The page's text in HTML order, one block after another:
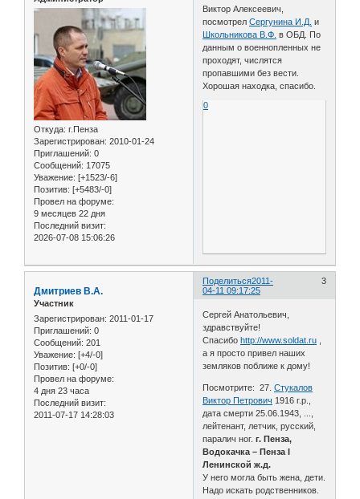
Откуда: г.Пенза
Зарегистрирован: 2010-01-24
Приглашений: 0
Сообщений: 17075
Уважение: [+1523/-6]
Позитив: [+5483/-0]
Провел на форуме:
9 месяцев 22 дня
Последний визит:
2026-07-08 15:06:26
Виктор Алексеевич,
посмотрелСергунина И.Д. и
Школьникова В.Ф. в ОБД. По
данным о военнопленных не
проходят, числятся
пропавшими без вести.
Хорошая находка, спасибо.
0
Поделиться 3
2011-
04-11 09:17:25
Дмитриев В.А.
Участник
Зарегистрирован: 2011-01-17
Приглашений: 0
Сообщений: 201
Уважение: [+4/-0]
Позитив: [+0/-0]
Провел на форуме:
4 дня 23 часа
Последний визит:
2011-07-17 14:28:03
Сергей Анатольевич,
здравствуйте!
Спасибоhttp://www.soldat.ru
а я просто привел наших
земляков поближе к дому!
Посмотрите: 27.Стукалов
Виктор Петрович 1916 г.р.,
дата смерти 25.06.1943, ...,
лейтенант, летчик, русский,
паралич ног. г. Пенза,
Водокачка – Пенза I
Ленинской ж.д.
У него могла быть жена, дети.
Надо искать родственников.